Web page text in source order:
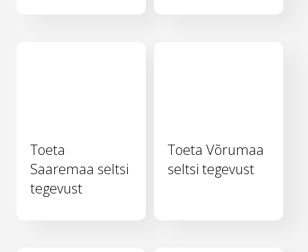
Toeta
Saaremaa seltsi
tegevust
Toeta Võrumaa
seltsi tegevust